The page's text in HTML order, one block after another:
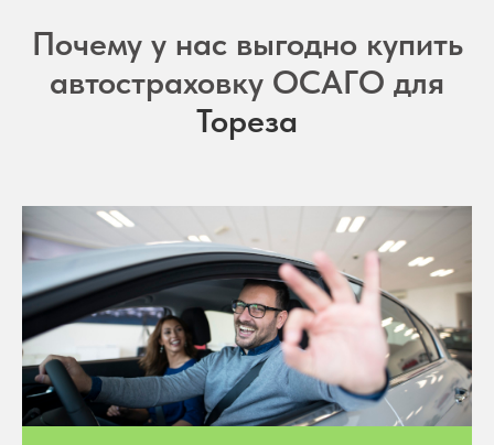
Почему у нас выгодно купить
автостраховку ОСАГО для
Тореза